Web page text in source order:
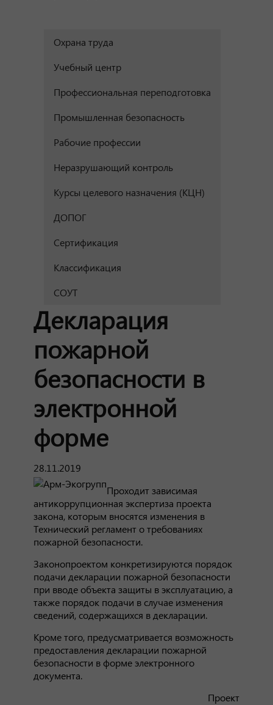
Охрана труда
Учебный центр
Профессиональная переподготовка
Промышленная безопасность
Рабочие профессии
Неразрушающий контроль
Курсы целевого назначения (КЦН)
ДОПОГ
Сертификация
Классификация
СОУТ
Декларация
пожарной
безопасности в
электронной
форме
28.11.2019
Проходит зависимая
антикоррупционная экспертиза проекта
закона, которым вносятся изменения в
Технический регламент о требованиях
пожарной безопасности.
Законопроектом конкретизируются порядок
подачи декларации пожарной безопасности
при вводе объекта защиты в эксплуатацию, а
также порядок подачи в случае изменения
сведений, содержащихся в декларации.
Кроме того, предусматривается возможность
предоставления декларации пожарной
безопасности в форме электронного
документа.
Проект